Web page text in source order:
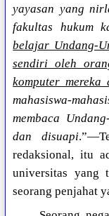
yayasan yang
fakultas hukum
belajar Undang-
sendiri oleh
komputer mereka
mahasiswa-
membaca
dan disuapi
redaksional, itu
universitas yang
seorang penjahat